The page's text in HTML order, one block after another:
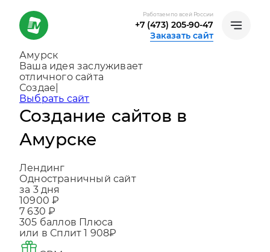
Работаем по всей России
+7 (473) 205-90-47
Заказать сайт
Амурск
Ваша идея заслуживает
отличного сайта
Создаем, консультируем и помогаем
развиваться|
Выбрать сайт
Создание сайтов в
Амурске
Лендинг
Одностраничный сайт
за 3 дня
10900 ₽
7 630 ₽
305баллов Плюса
или в Сплит